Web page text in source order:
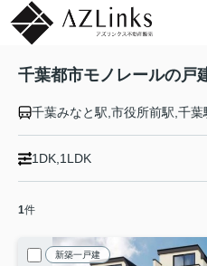
千葉都市モノレールの戸
1DK,1LDK
1件
新築一戸建